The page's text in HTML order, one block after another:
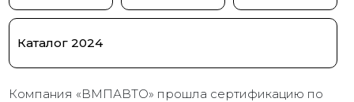
Каталог 2024
Компания «ВМПАВТО» прошла сертификацию по